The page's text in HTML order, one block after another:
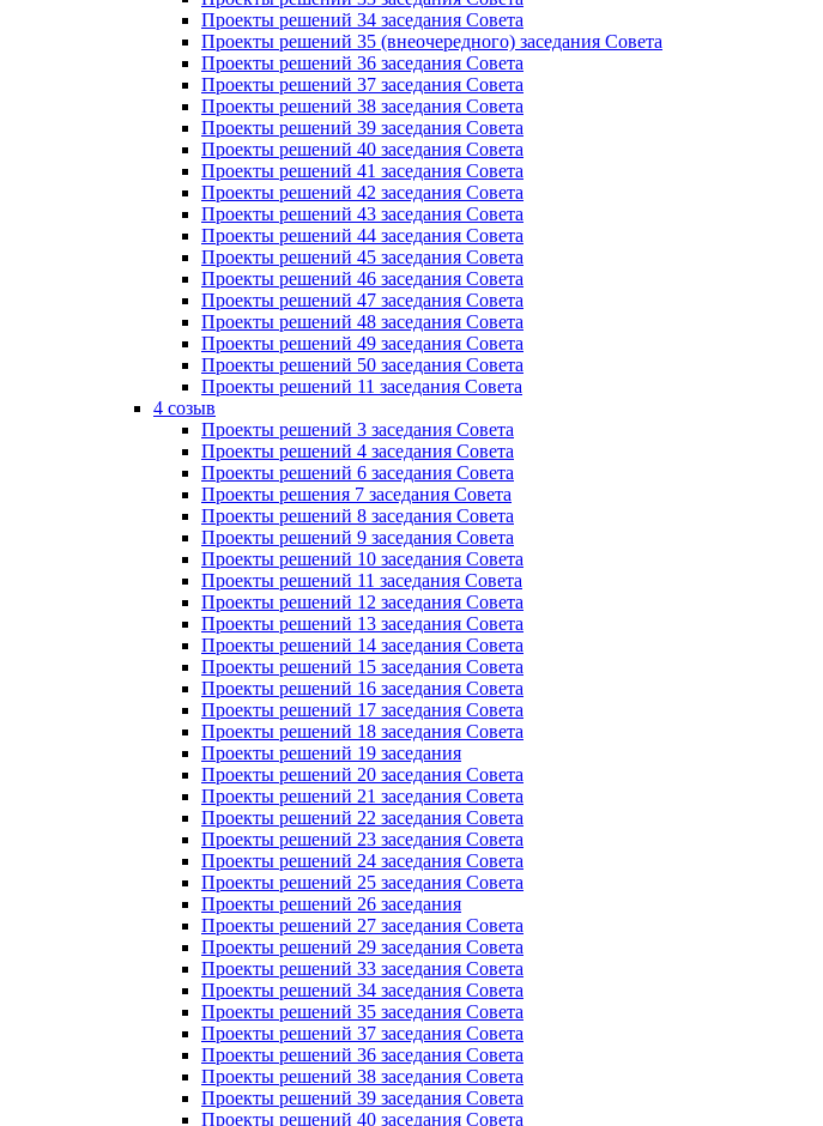
Проекты решений 34 заседания Совета
Проекты решений 35 (внеочередного) заседания Совета
Проекты решений 36 заседания Совета
Проекты решений 37 заседания Совета
Проекты решений 38 заседания Совета
Проекты решений 39 заседания Совета
Проекты решений 40 заседания Совета
Проекты решений 41 заседания Совета
Проекты решений 42 заседания Совета
Проекты решений 43 заседания Совета
Проекты решений 44 заседания Совета
Проекты решений 45 заседания Совета
Проекты решений 46 заседания Совета
Проекты решений 47 заседания Совета
Проекты решений 48 заседания Совета
Проекты решений 49 заседания Совета
Проекты решений 50 заседания Совета
Проекты решений 11 заседания Совета
4 созыв
Проекты решений 3 заседания Совета
Проекты решений 4 заседания Совета
Проекты решений 6 заседания Совета
Проекты решения 7 заседания Совета
Проекты решений 8 заседания Совета
Проекты решений 9 заседания Совета
Проекты решений 10 заседания Совета
Проекты решений 11 заседания Совета
Проекты решений 12 заседания Совета
Проекты решений 13 заседания Совета
Проекты решений 14 заседания Совета
Проекты решений 15 заседания Совета
Проекты решений 16 заседания Совета
Проекты решений 17 заседания Совета
Проекты решений 18 заседания Совета
Проекты решений 19 заседания
Проекты решений 20 заседания Совета
Проекты решений 21 заседания Совета
Проекты решений 22 заседания Совета
Проекты решений 23 заседания Совета
Проекты решений 24 заседания Совета
Проекты решений 25 заседания Совета
Проекты решений 26 заседания
Проекты решений 27 заседания Совета
Проекты решений 29 заседания Совета
Проекты решений 33 заседания Совета
Проекты решений 34 заседания Совета
Проекты решений 35 заседания Совета
Проекты решений 37 заседания Совета
Проекты решений 36 заседания Совета
Проекты решений 38 заседания Совета
Проекты решений 39 заседания Совета
Проекты решений 40 заседания Совета